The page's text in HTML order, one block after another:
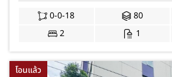
0-0-18 80
2
1
โอนแล้ว